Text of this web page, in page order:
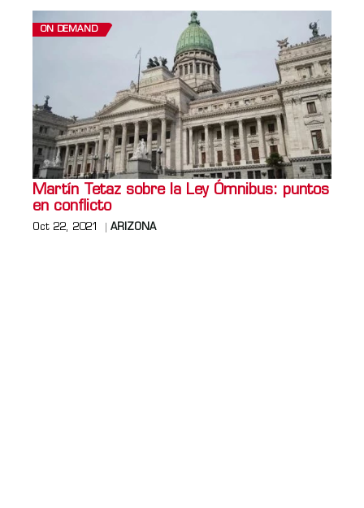
ON DEMAND
Martín Tetaz sobre la Ley Ómnibus: puntos
en conflicto
Oct 22, 2021 ARIZONA